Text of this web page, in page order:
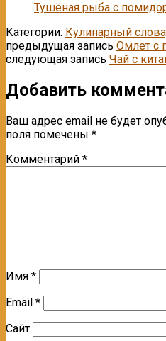
Тушёная рыба с
Категории: Кулинарный
предыдущая запись Омлет с
следующая запись Чай с
Добавить
Ваш адрес email не будет
поля помечены *
Комментарий *
Имя *
Email *
Сайт